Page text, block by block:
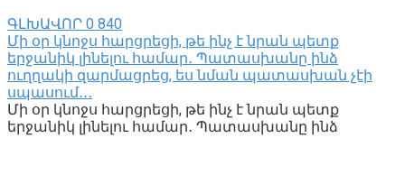
ԳԼԽԱՎՈՐ 0 840
Մի օր կնոջս հարցրեցի, թե ինչ է նրան պետք
երջանիկ լինելու համար․ Պատասխանը ինձ
ուղղակի զարմացրեց, ես նման պատասխան չէի
սպասում․․․
Մի օր կնոջս հարցրեցի, թե ինչ է նրան պետք
երջանիկ լինելու համար․ Պատասխանը ինձ